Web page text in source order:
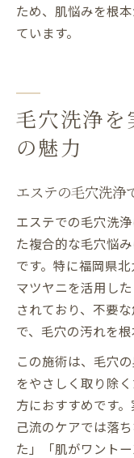
ため、肌悩みを根
ています。
毛穴洗浄を
の魅力
エステの毛穴洗浄
エステでの毛穴洗
た複合的な毛穴悩
です。特に福岡県
マツヤニを活用し
されており、不要
で、毛穴の汚れを根
この施術は、毛穴
をやさしく取り除
方におすすめです
己流のケアでは落
た」「肌がワント